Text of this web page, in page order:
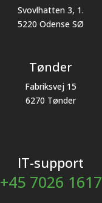
Svovlhatten 3, 1.
5220 Odense SØ
Tønder
Fabriksvej 15
6270 Tønder
IT-support
+45 7026 1617